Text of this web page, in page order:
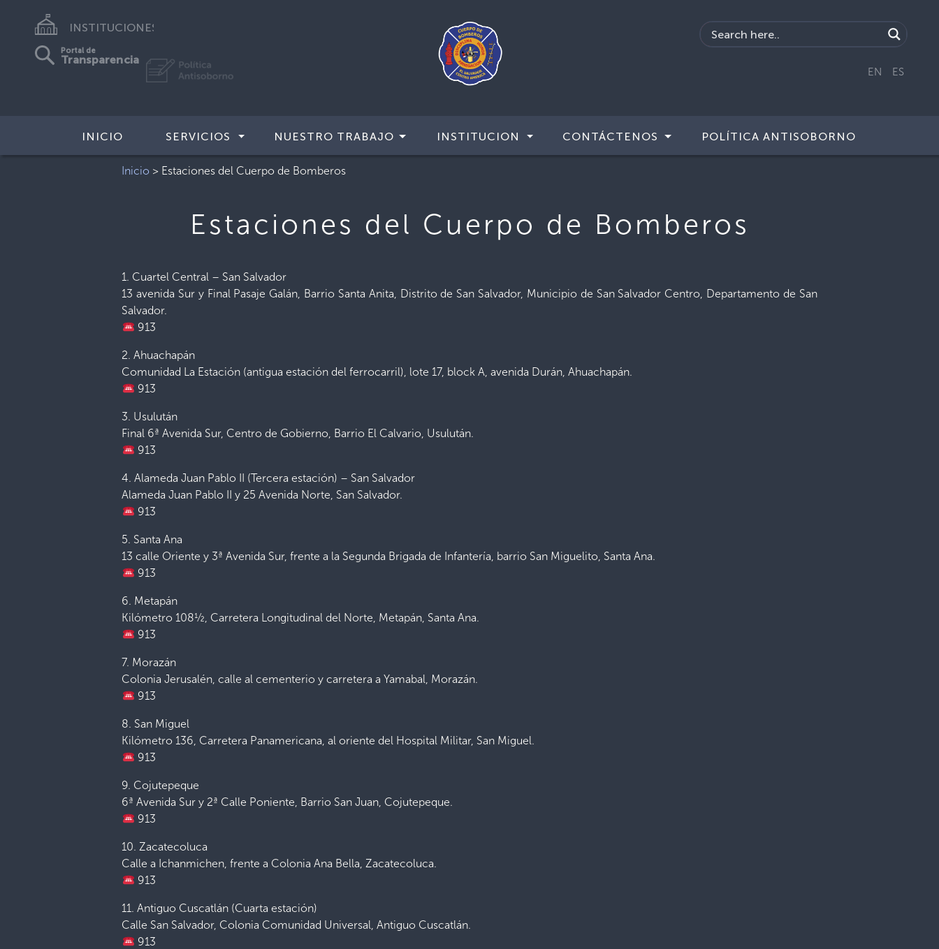
INSTITUCIONES
Portal de
Transparencia
EN ES
INICIO SERVICIOS NUESTRO TRABAJO INSTITUCION CONTÁCTENOS POLÍTICA ANTISOBORNO
Inicio > Estaciones del Cuerpo de Bomberos
Estaciones del Cuerpo de Bomberos
1. Cuartel Central – San Salvador
13 avenida Sur y Final Pasaje Galán, Barrio Santa Anita, Distrito de San Salvador, Municipio de San Salvador Centro, Departamento de San
Salvador.
913
2. Ahuachapán
Comunidad La Estación (antigua estación del ferrocarril), lote 17, block A, avenida Durán, Ahuachapán.
913
3. Usulután
Final 6ª Avenida Sur, Centro de Gobierno, Barrio El Calvario, Usulután.
913
4. Alameda Juan Pablo II (Tercera estación) – San Salvador
Alameda Juan Pablo II y 25 Avenida Norte, San Salvador.
913
5. Santa Ana
13 calle Oriente y 3ª Avenida Sur, frente a la Segunda Brigada de Infantería, barrio San Miguelito, Santa Ana.
913
6. Metapán
Kilómetro 108½, Carretera Longitudinal del Norte, Metapán, Santa Ana.
913
7. Morazán
Colonia Jerusalén, calle al cementerio y carretera a Yamabal, Morazán.
913
8. San Miguel
Kilómetro 136, Carretera Panamericana, al oriente del Hospital Militar, San Miguel.
913
9. Cojutepeque
6ª Avenida Sur y 2ª Calle Poniente, Barrio San Juan, Cojutepeque.
913
10. Zacatecoluca
Calle a Ichanmichen, frente a Colonia Ana Bella, Zacatecoluca.
913
11. Antiguo Cuscatlán (Cuarta estación)
Calle San Salvador, Colonia Comunidad Universal, Antiguo Cuscatlán.
913